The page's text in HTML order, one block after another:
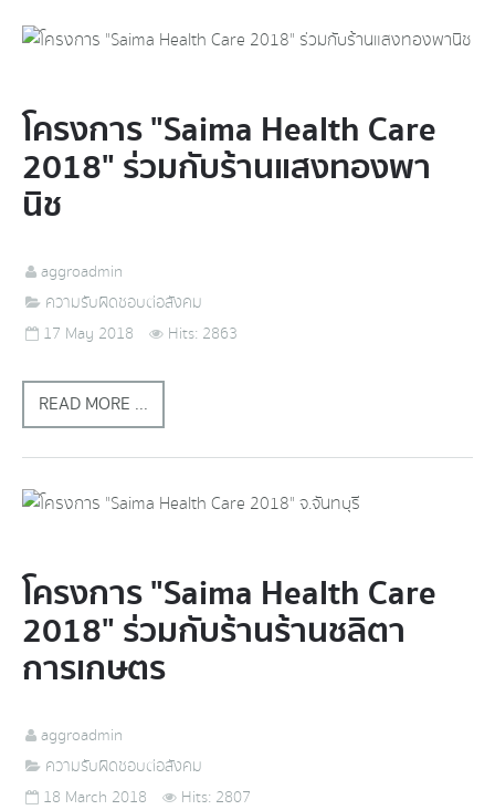
โครงการ "Saima Health Care
2018" ร่วมกับร้านแสงทองพา
นิช
aggroadmin
ความรับผิดชอบต่อสังคม
17 May 2018
Hits: 2863
READ MORE ...
โครงการ "Saima Health Care
2018" ร่วมกับร้านร้านชลิตา
การเกษตร
aggroadmin
ความรับผิดชอบต่อสังคม
18 March 2018
Hits: 2807